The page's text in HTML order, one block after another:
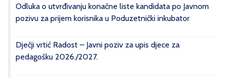
Odluka o utvrđivanju konačne liste kandidata po Javnom
pozivu za prijem korisnika u Poduzetnički inkubator
Dječji vrtić Radost – Javni poziv za upis djece za
pedagošku 2026./2027.